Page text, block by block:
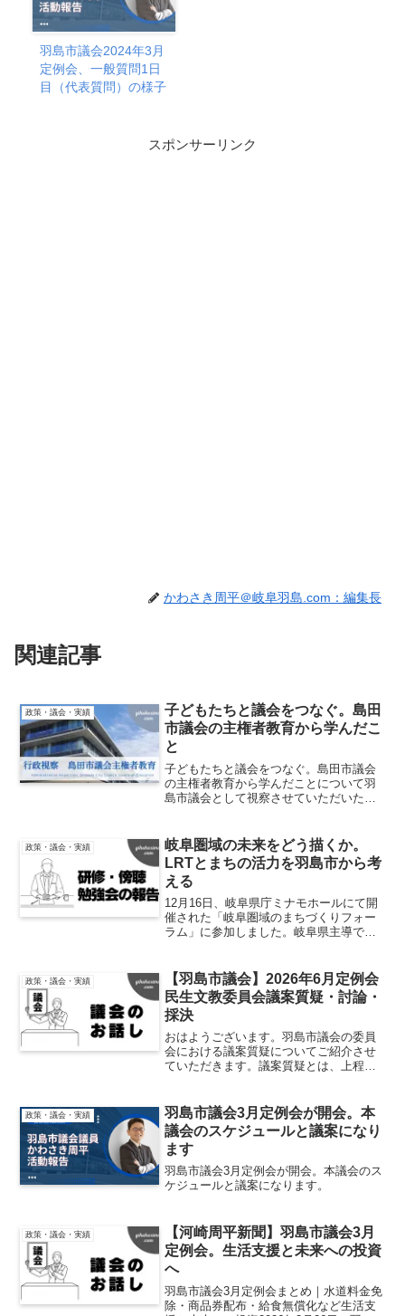
羽島市議会2024年3月
定例会、一般質問1日
目（代表質問）の様子
スポンサーリンク
かわさき周平＠岐阜羽島.com：編集長
関連記事
政策・議会・実績
子どもたちと議会をつなぐ。島田
市議会の主権者教育から学んだこ
と
子どもたちと議会をつなぐ。島田市議会
の主権者教育から学んだことについて羽
島市議会として視察させていただいた件
政策・議会・実績
岐阜圏域の未来をどう描くか。
LRTとまちの活力を羽島市から考
える
12月16日、岐阜県庁ミナモホールにて開
催された「岐阜圏域のまちづくりフォー
ラム」に参加しました。岐阜県主導で検
価値を高めていくのかが議論されたフォ
ーラムです。知事を...
政策・議会・実績
【羽島市議会】2026年6月定例会
民生文教委員会議案質疑・討論・
採決
おはようございます。羽島市議会の委員
会における議案質疑についてご紹介させ
ていただきます。議案質疑とは、上程さ
案件についてはより深堀して質疑を行う
こととなります。質問の詳...
政策・議会・実績
羽島市議会3月定例会が開会。本
議会のスケジュールと議案になり
ます
羽島市議会3月定例会が開会。本議会のス
ケジュールと議案になります。
政策・議会・実績
【河崎周平新聞】羽島市議会3月
定例会。生活支援と未来への投資
へ
羽島市議会3月定例会まとめ｜水道料金免
除・商品券配布・給食無償化など生活支